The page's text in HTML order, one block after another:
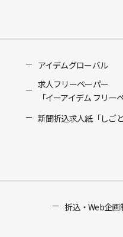
アイデムグローバル
求人フリーペーパー
「イーアイデム フリー
新聞折込求人紙「しご
折込・Web企画